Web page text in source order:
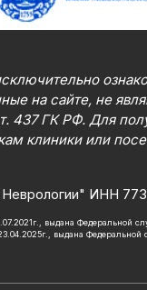
на сайте, не
437 ГК РФ. Для
клиники или
ИНН
выдана Федеральной
выдана Федеральной